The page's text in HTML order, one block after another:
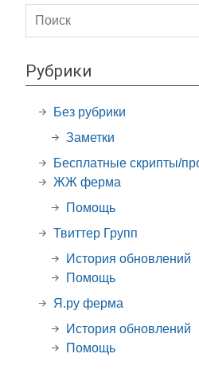
Рубрики
Без рубрики
Заметки
Бесплатные скрипты/
ЖЖ ферма
Помощь
Твиттер Групп
История обновлений
Помощь
Я.ру ферма
История обновлений
Помощь